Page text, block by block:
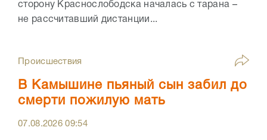
сторону Краснослободска началась с тарана –
не рассчитавший дистанции...
Происшествия
В Камышине пьяный сын забил до
смерти пожилую мать
07.08.202609:54